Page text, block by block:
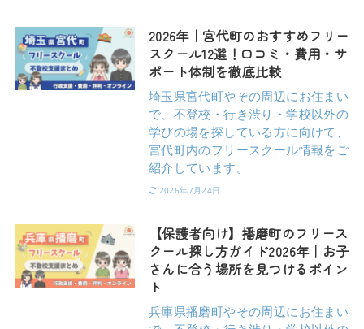
2026年｜宮代町のおすすめフリー
スクール12選！口コミ・費用・サ
ポート体制を徹底比較
埼玉県宮代町やその周辺にお住まい
で、不登校・行き渋り・学校以外の
学びの場を探している方に向けて、
宮代町内のフリースクール情報をご
紹介しています。
2026年7月24日
【保護者向け】播磨町のフリース
クール探し方ガイド2026年｜お子
さんに合う場所を見つけるポイン
ト
兵庫県播磨町やその周辺にお住まい